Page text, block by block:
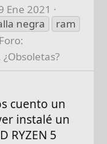
Ene 2021
negra
ram
Foro:
cuento un
instalé un
RYZEN 5